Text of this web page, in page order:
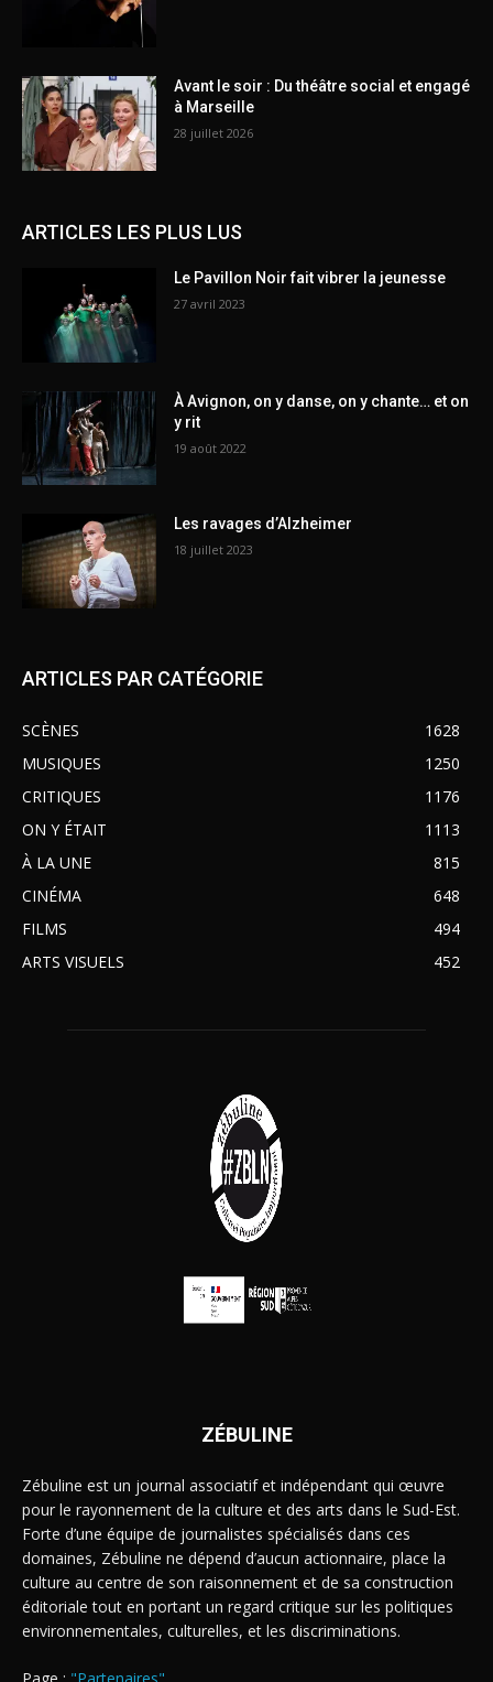
Avant le soir : Du théâtre social et engagé
à Marseille
28 juillet 2026
ARTICLES LES PLUS LUS
Le Pavillon Noir fait vibrer la jeunesse
27 avril 2023
À Avignon, on y danse, on y chante… et on
y rit
19 août 2022
Les ravages d’Alzheimer
18 juillet 2023
ARTICLES PAR CATÉGORIE
SCÈNES
1628
MUSIQUES
1250
CRITIQUES
1176
ON Y ÉTAIT
1113
À LA UNE
815
CINÉMA
648
FILMS
494
ARTS VISUELS
452
ZÉBULINE
Zébuline est un journal associatif et indépendant qui œuvre
pour le rayonnement de la culture et des arts dans le Sud-Est.
Forte d’une équipe de journalistes spécialisés dans ces
domaines, Zébuline ne dépend d’aucun actionnaire, place la
culture au centre de son raisonnement et de sa construction
éditoriale tout en portant un regard critique sur les politiques
environnementales, culturelles, et les discriminations.